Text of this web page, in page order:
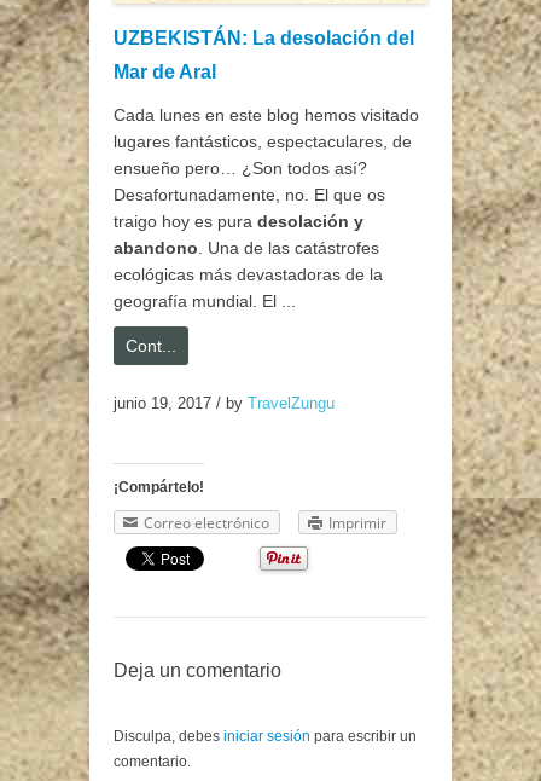
UZBEKISTÁN: La desolación del
Mar de Aral
Cada lunes en este blog hemos visitado
lugares fantásticos, espectaculares, de
ensueño pero… ¿Son todos así?
Desafortunadamente, no. El que os
traigo hoy es pura desolación y
abandono . Una de las catástrofes
ecológicas más devastadoras de la
geografía mundial. El ...
Cont...
junio 19, 2017 / by TravelZungu
¡Compártelo!
Correo electrónico Imprimir
Deja un comentario
Disculpa, debes iniciar sesión para escribir un
comentario.